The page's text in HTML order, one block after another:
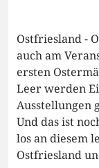
Ostfriesland -
auch am
ersten
Leer werden
Ausstellungen
Und das ist
los an diesem
Ostfriesland